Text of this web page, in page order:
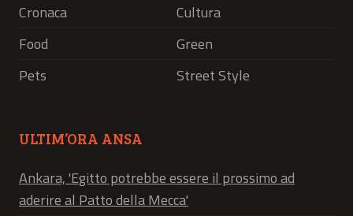
Cronaca
Cultura
Food
Green
Pets
Street Style
ULTIM’ORA ANSA
Ankara, 'Egitto potrebbe essere il prossimo ad
aderire al Patto della Mecca'